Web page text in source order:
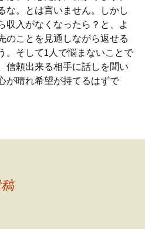
な。とは言いません。しかし
収入がなくなったら？と、よ
のことを見通しながら返せる
。そして1人で悩まないことで
信頼出来る相手に話しを聞い
が晴れ希望が持てるはずで